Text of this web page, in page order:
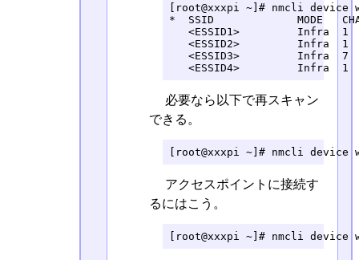
[root@xxxpi ~]# nmcli
*  SSID             MODE
<ESSID1>         Infra  1
<ESSID2>         Infra  1
<ESSID3>         Infra
<ESSID4>         Infra
必要なら以下で再スキャン
できる。
[root@xxxpi ~]# nmcli device
アクセスポイントに接続す
るにはこう。
[root@xxxpi ~]# nmcli device